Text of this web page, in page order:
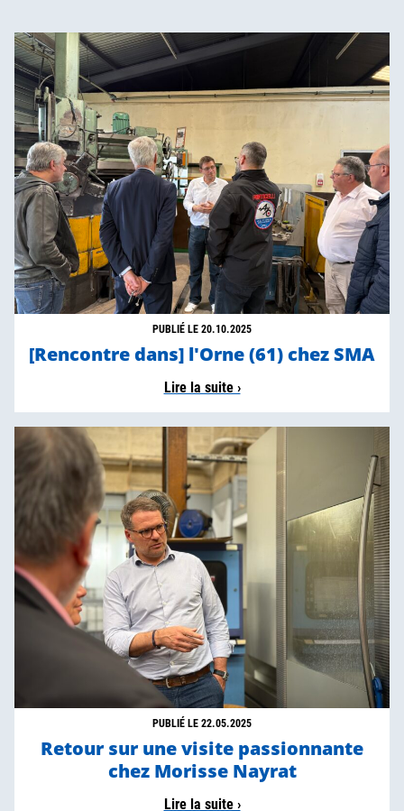
PUBLIÉ LE 20.10.2025
[Rencontre dans] l'Orne (61) chez SMA
Lire la suite ›
PUBLIÉ LE 22.05.2025
Retour sur une visite passionnante
chez Morisse Nayrat
Lire la suite ›